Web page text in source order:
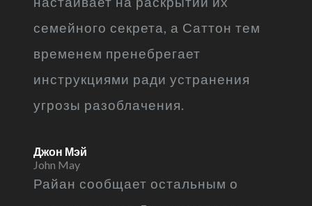
семейного секрета, а Саттон тем
временем пренебрегает
инструкциями ради устранения
угрозы разоблачения.
Джон Мэй
John May
Райан сообщает остальным о